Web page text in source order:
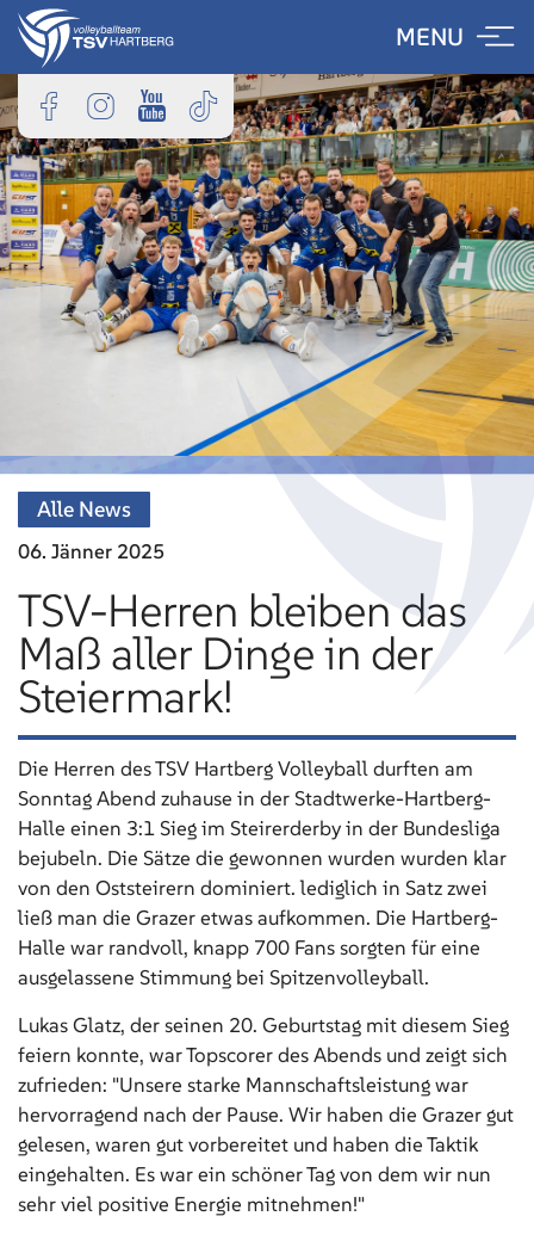
Skip
content
MENU
Alle News
06. Jänner 2025
TSV-Herren bleiben das
Maß aller Dinge in der
Steiermark!
Die Herren des TSV Hartberg Volleyball durften am
Sonntag Abend zuhause in der Stadtwerke-Hartberg-
Halle einen 3:1 Sieg im Steirerderby in der Bundesliga
bejubeln. Die Sätze die gewonnen wurden wurden klar
von den Oststeirern dominiert. lediglich in Satz zwei
ließ man die Grazer etwas aufkommen. Die Hartberg-
Halle war randvoll, knapp 700 Fans sorgten für eine
ausgelassene Stimmung bei Spitzenvolleyball.
Lukas Glatz, der seinen 20. Geburtstag mit diesem Sieg
feiern konnte, war Topscorer des Abends und zeigt sich
zufrieden: "Unsere starke Mannschaftsleistung war
hervorragend nach der Pause. Wir haben die Grazer gut
gelesen, waren gut vorbereitet und haben die Taktik
eingehalten. Es war ein schöner Tag von dem wir nun
sehr viel positive Energie mitnehmen!"